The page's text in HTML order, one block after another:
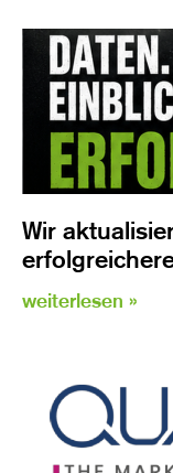
Wir
weiterlesen »